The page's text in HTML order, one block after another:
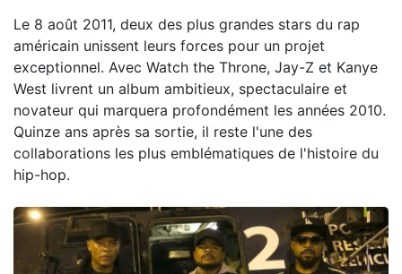
Le 8 août 2011, deux des plus grandes stars du rap
américain unissent leurs forces pour un projet
exceptionnel. Avec Watch the Throne, Jay-Z et Kanye
West livrent un album ambitieux, spectaculaire et
novateur qui marquera profondément les années 2010.
Quinze ans après sa sortie, il reste l'une des
collaborations les plus emblématiques de l'histoire du
hip-hop.